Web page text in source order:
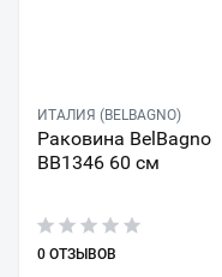
ИТАЛИЯ (BELBAGNO)
Раковина BelBagno
BB1346 60 см
0 ОТЗЫВОВ